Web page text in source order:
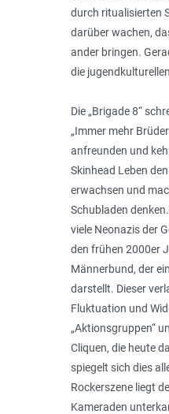
durch ritualisierten
darüber wachen,
ander bringen.
die
Die „Brigade 8“
„Immer mehr
anfreunden und
Skinhead Leben
erwachsen und
Schubladen denken
viele Neonazis der
den frühen 2000er
Männerbund, der
darstellt. Dieser
Fluktuation und
„Aktionsgruppen“
Cliquen, die heute
spiegelt sich dies
Rockerszene liegt
Kameraden